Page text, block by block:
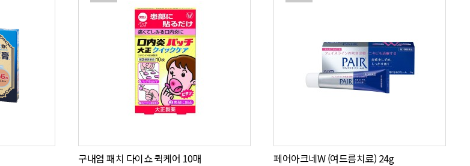
구내염 패치 다이쇼 퀵케어 10매 페어아크네W (여드름치료) 24g